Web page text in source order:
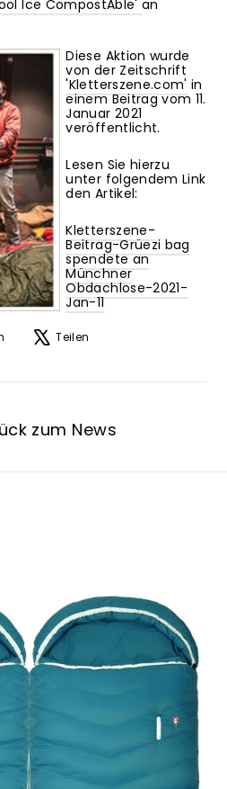
Ice CompostAble'an
Diese Aktion wurde
von der Zeitschrift
'Kletterszene.com' in
einem Beitrag vom 11.
Januar 2021
veröffentlicht.
Lesen Sie hierzu
unter folgendem Link
den Artikel:
Kletterszene-
Beitrag-Grüezi bag
spendete an
Münchner
Obdachlose-2021-
Jan-11
Auf
Facebook
Teilen
zum News